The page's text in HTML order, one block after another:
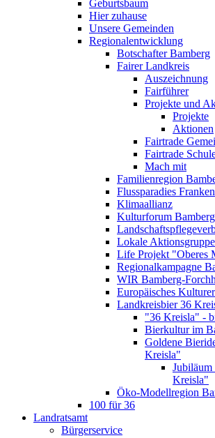
Geburtsbaum
Hier zuhause
Unsere Gemeinden
Regionalentwicklung
Botschafter Bamberg
Fairer Landkreis
Auszeichnung
Fairführer
Projekte und
Projekte
Aktionen
Fairtrade
Fairtrade
Mach mit
Familienregion
Flussparadies Franken
Klimaallianz
Kulturforum
Lokale
Life Projekt "Oberes
Regionalkampagne
WIR Bamberg-
Europäisches
Landkreisbier 36
"36 Kreisla" -
Bierkultur im
Goldene
Kreisla"
Jubiläum
Kreisla"
Öko-Modellregion
100 für 36
Landratsamt
Bürgerservice